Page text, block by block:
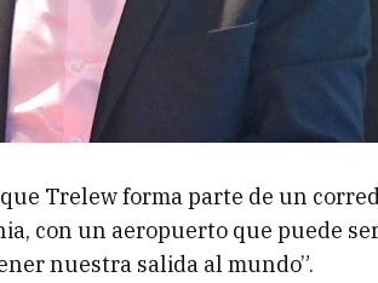
Trelew forma parte de un
con un aeropuerto que puede
nuestra salida al mundo”.